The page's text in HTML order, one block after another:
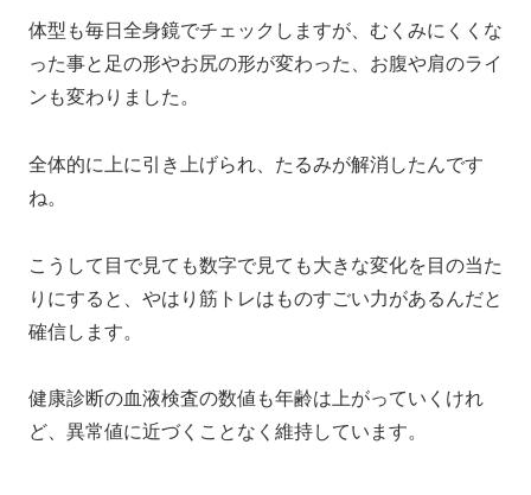
体型も毎日全身鏡でチェックしますが、むくみにくくな
った事と足の形やお尻の形が変わった、お腹や肩のライ
ンも変わりました。
全体的に上に引き上げられ、たるみが解消したんです
ね。
こうして目で見ても数字で見ても大きな変化を目の当た
りにすると、やはり筋トレはものすごい力があるんだと
確信します。
健康診断の血液検査の数値も年齢は上がっていくけれ
ど、異常値に近づくことなく維持しています。